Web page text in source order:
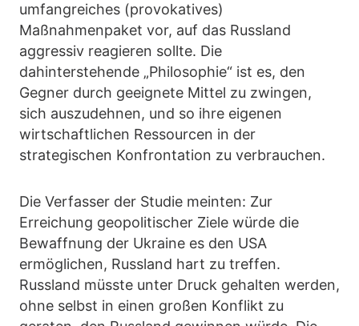
umfangreiches (provokatives)
Maßnahmenpaket vor, auf das Russland
aggressiv reagieren sollte. Die
dahinterstehende „Philosophie“ ist es, den
Gegner durch geeignete Mittel zu zwingen,
sich auszudehnen, und so ihre eigenen
wirtschaftlichen Ressourcen in der
strategischen Konfrontation zu verbrauchen.
Die Verfasser der Studie meinten: Zur
Erreichung geopolitischer Ziele würde die
Bewaffnung der Ukraine es den USA
ermöglichen, Russland hart zu treffen.
Russland müsste unter Druck gehalten werden,
ohne selbst in einen großen Konflikt zu